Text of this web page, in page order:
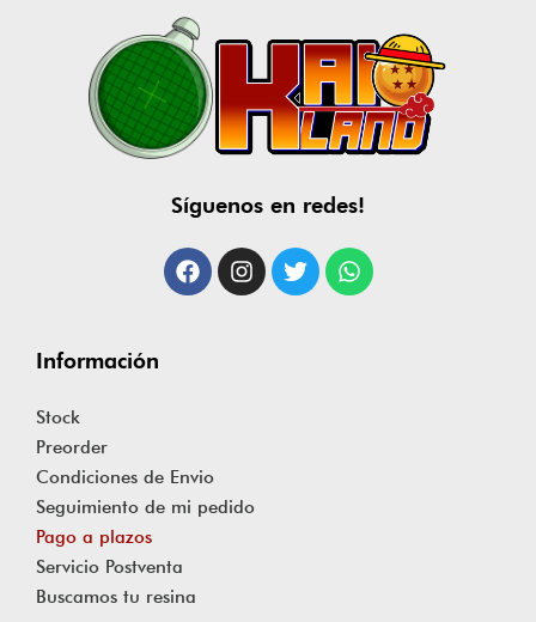
Información
Stock
Preorder
Condiciones de Envio
Seguimiento de mi pedido
Pago a plazos
Servicio Postventa
Buscamos tu resina
Síguenos en redes!